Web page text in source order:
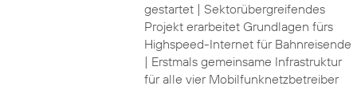
gestartet | Sektorübergreifendes
Projekt erarbeitet Grundlagen fürs
Highspeed-Internet für Bahnreisende
| Erstmals gemeinsame Infrastruktur
für alle vier Mobilfunknetzbetreiber